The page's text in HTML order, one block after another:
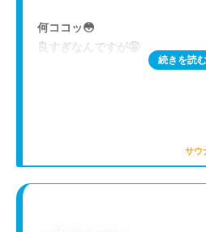
何ココッ😳
良すぎなんですが🤩
ナとオートロウリュウの中温ロ
水風呂は20℃だけどバイブラ有
サウナ～かけ湯～シャワー～水
シャワーもチラー通しのスッキ
サウナが好き方が作ったとしか
続きを読む
サウ